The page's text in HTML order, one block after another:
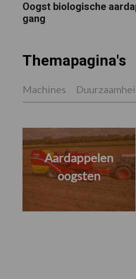
Oogst biologische
gang
Themapagina's
Machines
Aardappelen
oogsten